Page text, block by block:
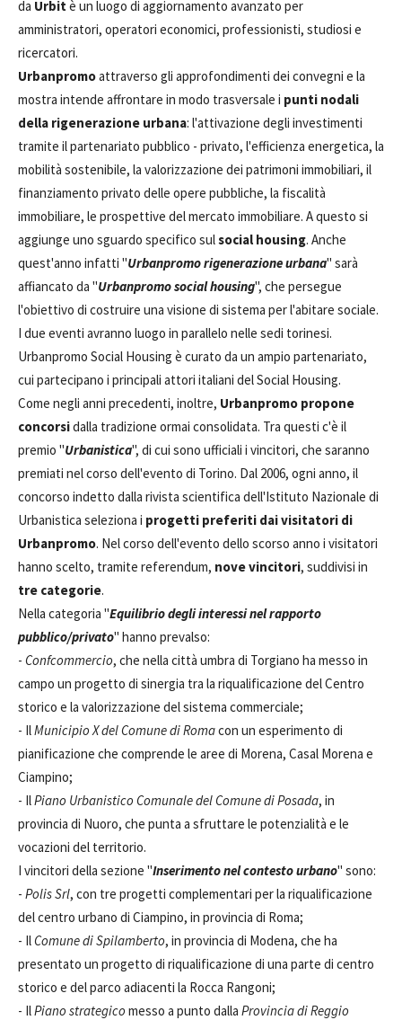
da Urbitè un luogo di aggiornamento avanzato per
amministratori, operatori economici, professionisti, studiosi e
ricercatori.
Urbanpromoattraverso gli approfondimenti dei convegni e la
mostra intende affrontare in modo trasversale i punti nodali
della rigenerazione urbana: l'attivazione degli investimenti
tramite il partenariato pubblico - privato, l'efficienza energetica, la
mobilità sostenibile, la valorizzazione dei patrimoni immobiliari, il
finanziamento privato delle opere pubbliche, la fiscalità
immobiliare, le prospettive del mercato immobiliare. A questo si
aggiunge uno sguardo specifico sulsocial housing. Anche
quest'anno infatti "Urbanpromo rigenerazione urbana" sarà
affiancato da "Urbanpromo social housing", che persegue
l'obiettivo di costruire una visione di sistema per l'abitare sociale.
I due eventi avranno luogo in parallelo nelle sedi torinesi.
Urbanpromo Social Housing è curato da un ampio partenariato,
cui partecipano i principali attori italiani del Social Housing.
Come negli anni precedenti, inoltre, Urbanpromo propone
concorsidalla tradizione ormai consolidata. Tra questi c'è il
premio "Urbanistica", di cui sono ufficiali i vincitori, che saranno
premiati nel corso dell'evento di Torino. Dal 2006, ogni anno, il
concorso indetto dalla rivista scientifica dell'Istituto Nazionale di
Urbanistica seleziona i progetti preferiti dai visitatori di
Urbanpromo. Nel corso dell'evento dello scorso anno i visitatori
hanno scelto, tramite referendum, nove vincitori, suddivisi in
tre categorie.
Nella categoria "Equilibrio degli interessi nel rapporto
pubblico/privato" hanno prevalso:
- Confcommercio, che nella città umbra di Torgiano ha messo in
campo un progetto di sinergia tra la riqualificazione del Centro
storico e la valorizzazione del sistema commerciale;
- IlMunicipio X del Comune di Romacon un esperimento di
pianificazione che comprende le aree di Morena, Casal Morena e
Ciampino;
- IlPiano Urbanistico Comunale del Comune di Posada, in
provincia di Nuoro, che punta a sfruttare le potenzialità e le
vocazioni del territorio.
I vincitori della sezione "Inserimento nel contesto urbano" sono:
- Polis Srl, con tre progetti complementari per la riqualificazione
del centro urbano di Ciampino, in provincia di Roma;
- IlComune di Spilamberto, in provincia di Modena, che ha
presentato un progetto di riqualificazione di una parte di centro
storico e del parco adiacenti la Rocca Rangoni;
- IlPiano strategico messo a punto dalla Provincia di Reggio